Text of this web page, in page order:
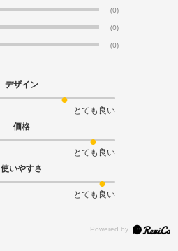
(0)
(0)
(0)
デザイン
とても良い
価格
とても良い
使いやすさ
とても良い